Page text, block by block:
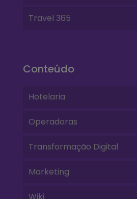
Travel 365
Conteúdo
Hotelaria
Operadoras
Transformação Digital
Marketing